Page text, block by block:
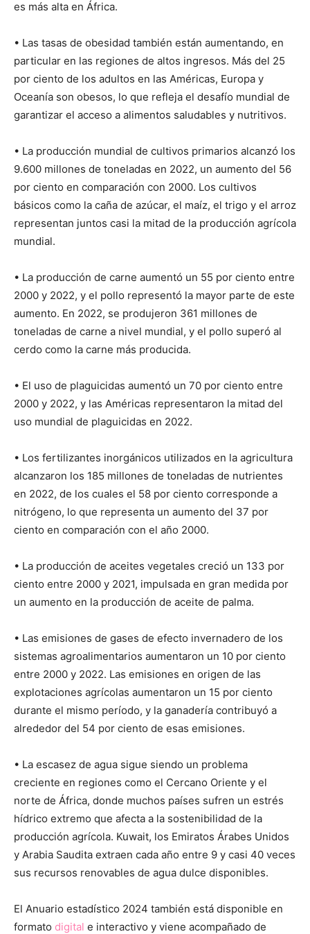
es más alta en África.
• Las tasas de obesidad también están aumentando, en
particular en las regiones de altos ingresos. Más del 25
por ciento de los adultos en las Américas, Europa y
Oceanía son obesos, lo que refleja el desafío mundial de
garantizar el acceso a alimentos saludables y nutritivos.
• La producción mundial de cultivos primarios alcanzó los
9.600 millones de toneladas en 2022, un aumento del 56
por ciento en comparación con 2000. Los cultivos
básicos como la caña de azúcar, el maíz, el trigo y el arroz
representan juntos casi la mitad de la producción agrícola
mundial.
• La producción de carne aumentó un 55 por ciento entre
2000 y 2022, y el pollo representó la mayor parte de este
aumento. En 2022, se produjeron 361 millones de
toneladas de carne a nivel mundial, y el pollo superó al
cerdo como la carne más producida.
• El uso de plaguicidas aumentó un 70 por ciento entre
2000 y 2022, y las Américas representaron la mitad del
uso mundial de plaguicidas en 2022.
• Los fertilizantes inorgánicos utilizados en la agricultura
alcanzaron los 185 millones de toneladas de nutrientes
en 2022, de los cuales el 58 por ciento corresponde a
nitrógeno, lo que representa un aumento del 37 por
ciento en comparación con el año 2000.
• La producción de aceites vegetales creció un 133 por
ciento entre 2000 y 2021, impulsada en gran medida por
un aumento en la producción de aceite de palma.
• Las emisiones de gases de efecto invernadero de los
sistemas agroalimentarios aumentaron un 10 por ciento
entre 2000 y 2022. Las emisiones en origen de las
explotaciones agrícolas aumentaron un 15 por ciento
durante el mismo período, y la ganadería contribuyó a
alrededor del 54 por ciento de esas emisiones.
• La escasez de agua sigue siendo un problema
creciente en regiones como el Cercano Oriente y el
norte de África, donde muchos países sufren un estrés
hídrico extremo que afecta a la sostenibilidad de la
producción agrícola. Kuwait, los Emiratos Árabes Unidos
y Arabia Saudita extraen cada año entre 9 y casi 40 veces
sus recursos renovables de agua dulce disponibles.
El Anuario estadístico 2024 también está disponible en
formato digital e interactivo y viene acompañado de